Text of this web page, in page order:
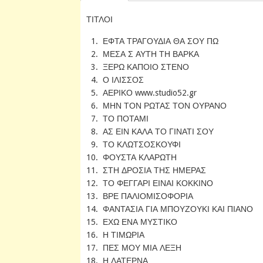
ΤΙΤΛΟΙ
1. ΕΦΤΑ ΤΡΑΓΟΥΔΙΑ ΘΑ ΣΟΥ ΠΩ
2. ΜΕΣΑ Σ ΑΥΤΗ ΤΗ ΒΑΡΚΑ
3. ΞΕΡΩ ΚΑΠΟΙΟ ΣΤΕΝΟ
4. Ο ΙΛΙΣΣΟΣ
5. ΑΕΡΙΚΟ www.studio52.gr
6. ΜΗΝ ΤΟΝ ΡΩΤΑΣ ΤΟΝ ΟΥΡΑΝΟ
7. ΤΟ ΠΟΤΑΜΙ
8. ΑΣ ΕΙΝ ΚΑΛΑ ΤΟ ΓΙΝΑΤΙ ΣΟΥ
9. ΤΟ ΚΛΩΤΣΟΣΚΟΥΦΙ
10. ΦΟΥΣΤΑ ΚΛΑΡΩΤΗ
11. ΣΤΗ ΔΡΟΣΙΑ ΤΗΣ ΗΜΕΡΑΣ
12. ΤΟ ΦΕΓΓΑΡΙ ΕΙΝΑΙ ΚΟΚΚΙΝΟ
13. ΒΡΕ ΠΑΛΙΟΜΙΣΟΦΟΡΙΑ
14. ΦΑΝΤΑΣΙΑ ΓΙΑ ΜΠΟΥΖΟΥΚΙ ΚΑΙ ΠΙΑΝΟ
15. ΕΧΩ ΕΝΑ ΜΥΣΤΙΚΟ
16. Η ΤΙΜΩΡΙΑ
17. ΠΕΣ ΜΟΥ ΜΙΑ ΛΕΞΗ
18. Η ΛΑΤΕΡΝΑ